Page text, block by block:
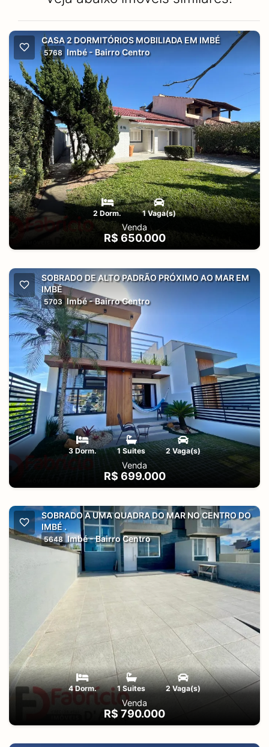
CASA 2 DORMITÓRIOS MOBILIADA EM IMBÉ
5768 Imbé - Bairro Centro
2 Dorm. 1 Vaga(s)
Venda
R$ 650.000
SOBRADO DE ALTO PADRÃO PRÓXIMO AO MAR EM
IMBÉ
5703 Imbé - Bairro Centro
3 Dorm. 1 Suites 2 Vaga(s)
Venda
R$ 699.000
SOBRADO A UMA QUADRA DO MAR NO CENTRO DO
IMBÉ .
5648 Imbé - Bairro Centro
4 Dorm. 1 Suites 2 Vaga(s)
Venda
R$ 790.000